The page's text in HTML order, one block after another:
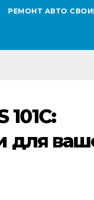
РЕМОНТ АВТО
для